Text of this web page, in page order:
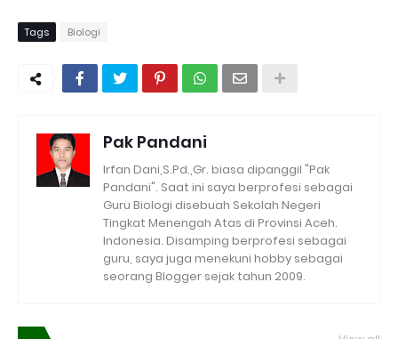
Tags Biologi
Pak Pandani
Irfan Dani,S.Pd.,Gr. biasa dipanggil "Pak
Pandani". Saat ini saya berprofesi sebagai
Guru Biologi disebuah Sekolah Negeri
Tingkat Menengah Atas di Provinsi Aceh.
Indonesia. Disamping berprofesi sebagai
guru, saya juga menekuni hobby sebagai
seorang Blogger sejak tahun 2009.